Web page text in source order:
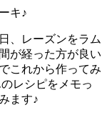
キ♪
、レーズンをラム
が経った方が良い
これから作ってみ
レシピをメモっ
ます♪